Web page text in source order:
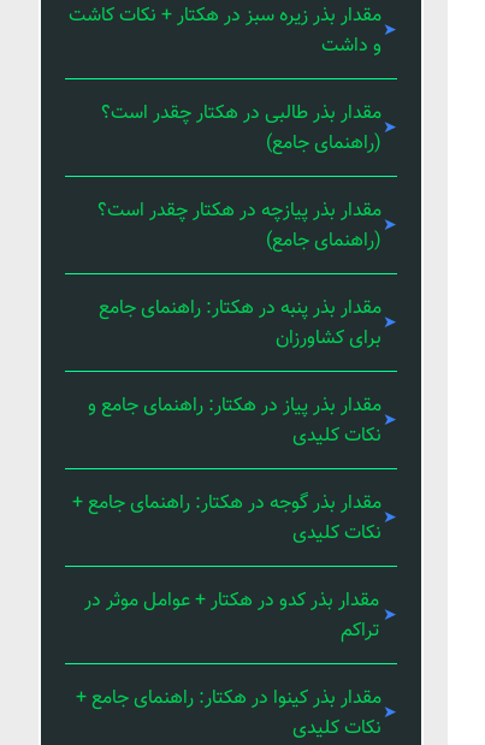
مقدار بذر زیره سبز در هکتار + نکات کاشت
و داشت
مقدار بذر طالبی در هکتار چقدر است؟
(راهنمای جامع)
مقدار بذر پیازچه در هکتار چقدر است؟
(راهنمای جامع)
مقدار بذر پنبه در هکتار: راهنمای جامع
برای کشاورزان
مقدار بذر پیاز در هکتار: راهنمای جامع و
نکات کلیدی
مقدار بذر گوجه در هکتار: راهنمای جامع +
نکات کلیدی
مقدار بذر کدو در هکتار + عوامل موثر در
تراکم
مقدار بذر کینوا در هکتار: راهنمای جامع +
نکات کلیدی